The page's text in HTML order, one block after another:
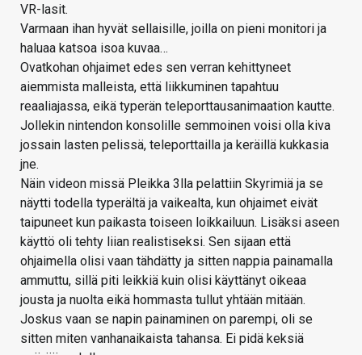
VR-lasit.
Varmaan ihan hyvät sellaisille, joilla on pieni monitori ja
haluaa katsoa isoa kuvaa…
Ovatkohan ohjaimet edes sen verran kehittyneet
aiemmista malleista, että liikkuminen tapahtuu
reaaliajassa, eikä typerän teleporttausanimaation kautte.
Jollekin nintendon konsolille semmoinen voisi olla kiva
jossain lasten pelissä, teleporttailla ja keräillä kukkasia
jne.
Näin videon missä Pleikka 3lla pelattiin Skyrimiä ja se
näytti todella typerältä ja vaikealta, kun ohjaimet eivät
taipuneet kun paikasta toiseen loikkailuun. Lisäksi aseen
käyttö oli tehty liian realistiseksi. Sen sijaan että
ohjaimella olisi vaan tähdätty ja sitten nappia painamalla
ammuttu, sillä piti leikkiä kuin olisi käyttänyt oikeaa
jousta ja nuolta eikä hommasta tullut yhtään mitään.
Joskus vaan se napin painaminen on parempi, oli se
sitten miten vanhanaikaista tahansa. Ei pidä keksiä